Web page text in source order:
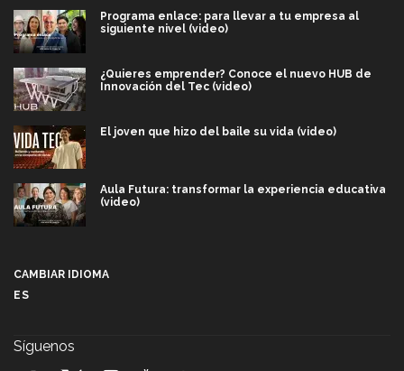
Programa enlace: para llevar a tu empresa al
siguiente nivel (video)
¿Quieres emprender? Conoce el nuevo HUB de
Innovación del Tec (video)
El joven que hizo del baile su vida (video)
Aula Futura: transformar la experiencia educativa
(video)
CAMBIAR IDIOMA
ES
Síguenos